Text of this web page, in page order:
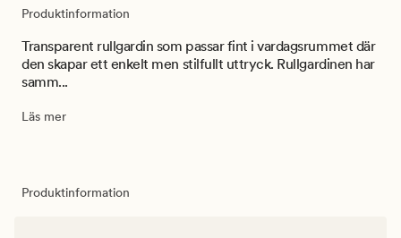
Produktinformation
Transparent rullgardin som passar fint i vardagsrummet där
den skapar ett enkelt men stilfullt uttryck. Rullgardinen har
samm...
Läs mer
Produktinformation